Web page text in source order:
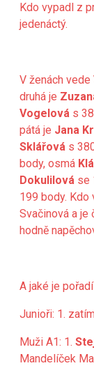
Kdo vypadl z
jedenáctý.
V ženách vede
druhá je
Vogelová s
pátá je Jana
Sklářová s
body, osmá
Dokulilová se
199 body.
Svačinová a je
hodně
A jaké je
Junioři: 1.
Muži A1: 1.
Mandelíček